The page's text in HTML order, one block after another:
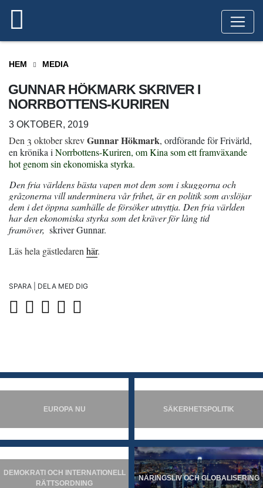
HEM MEDIA
GUNNAR HÖKMARK SKRIVER I
NORRBOTTENS-KURIREN
3 OKTOBER, 2019
Den 3 oktober skrevGunnar Hökmark, ordförande för Frivärld,
en krönika i Norrbottens-Kuriren, om Kina som ett framväxande
hot genom sin ekonomiska styrka.
Den fria världens bästa vapen mot dem som i skuggorna och
gråzonerna vill underminera vår frihet, är en politik som avslöjar
dem i det öppna samhälle de försöker utnyttja. Den fria världen
har den ekonomiska styrka som det kräver för lång tid
framöver, skriver Gunnar.
Läs hela gästledaren här.
SPARA | DELA MED DIG
EUROPA NU SÄKERHETSPOLITIK
DEMOKRATI OCH INTERNATIONELL
RÄTTSORDNING
NÄRINGSLIV OCH GLOBALISERING